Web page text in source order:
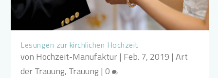
Lesungen zur kirchlichen Hochzeit
von Hochzeit-Manufaktur| Feb. 7, 2019 |Art
der Trauung, Trauung|0